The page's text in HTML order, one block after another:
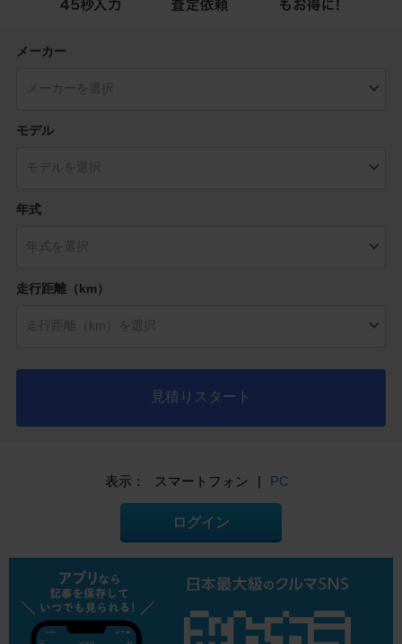
メーカー
モデル
年式
走行距離（km）
見積りスタート
表示： スマートフォン | PC
ログイン